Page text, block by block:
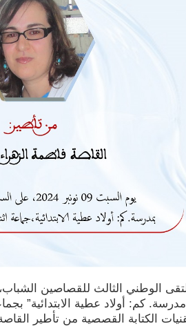
الوطني الثالث للقصاصين
كم: أولاد عطية الابتدائية”
الكتابة القصصية من تأطير